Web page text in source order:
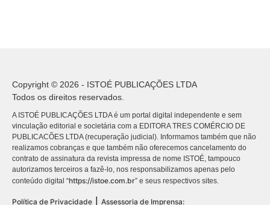
Copyright © 2026 - ISTOÉ PUBLICAÇÕES LTDA
Todos os direitos reservados.
A ISTOÉ PUBLICAÇÕES LTDA é um portal digital independente e sem
vinculação editorial e societária com a EDITORA TRES COMÉRCIO DE
PUBLICACÕES LTDA (recuperação judicial). Informamos também que não
realizamos cobranças e que também não oferecemos cancelamento do
contrato de assinatura da revista impressa de nome ISTOÉ, tampouco
autorizamos terceiros a fazê-lo, nos responsabilizamos apenas pelo
conteúdo digital “https://istoe.com.br” e seus respectivos sites.
Política de Privacidade Assessoria de Imprensa: